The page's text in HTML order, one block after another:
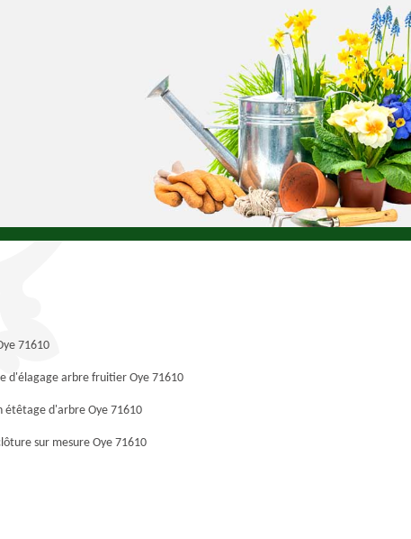
71610
d'élagage arbre fruitier Oye 71610
étêtage d'arbre Oye 71610
sur mesure Oye 71610